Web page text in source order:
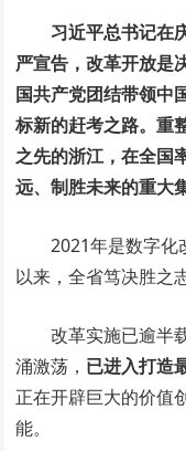
习近平总书记在
严宣告，改革开放是
国共产党团结带领中
标新的赶考之路。重
之先的浙江，在全国
远、制胜未来的重大
2021年是数字化
以来，全省笃决胜之
改革实施已逾半
涌激荡， 已进入打造
正在开辟巨大的价值
能。